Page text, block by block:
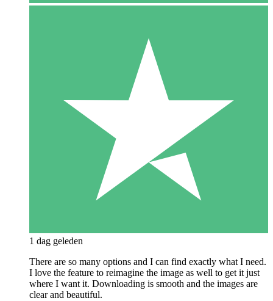
1 dag geleden
There are so many options and I can find exactly what I need.
I love the feature to reimagine the image as well to get it just
where I want it. Downloading is smooth and the images are
clear and beautiful.